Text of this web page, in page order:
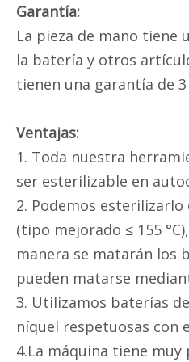
Garantía:
La pieza de mano tiene
la batería y otros
tienen una garantía de 3
Ventajas:
1. Toda nuestra
ser esterilizable en
2. Podemos esterilizarlo
(tipo mejorado ≤ 155
manera se matarán los
pueden matarse
3. Utilizamos baterías
níquel respetuosas con
4.La máquina tiene muy